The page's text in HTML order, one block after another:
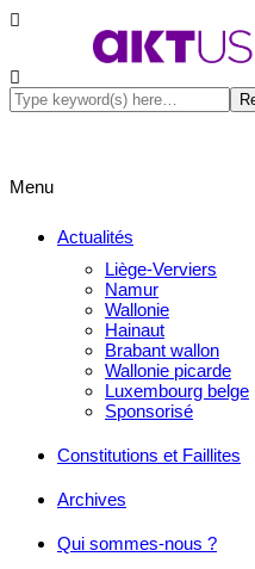
Menu
Actualités
Liège-Verviers
Namur
Wallonie
Hainaut
Brabant wallon
Wallonie picarde
Luxembourg belge
Sponsorisé
Constitutions et Faillites
Archives
Qui sommes-nous ?